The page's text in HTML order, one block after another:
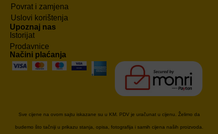
Povrat i zamjena
Uslovi korištenja
Upoznaj nas
Istorijat
Prodavnice
Načini plaćanja
Sve cijene na ovom sajtu iskazane su u KM. PDV je uračunat u cijenu. Želimo da
budemo što tačniji u prikazu stanja, opisa, fotografija i samih cijena naših proizvoda.